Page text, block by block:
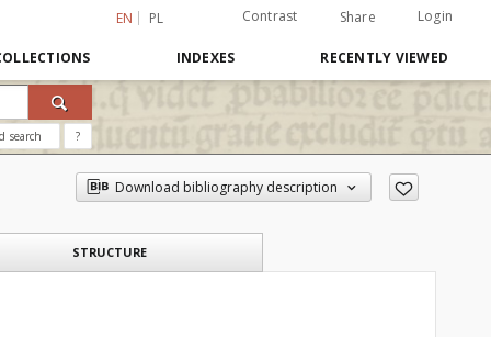
EN PL Contrast Share Login
INDEXES RECENTLY VIEWED
search ?
Download bibliography description
STRUCTURE